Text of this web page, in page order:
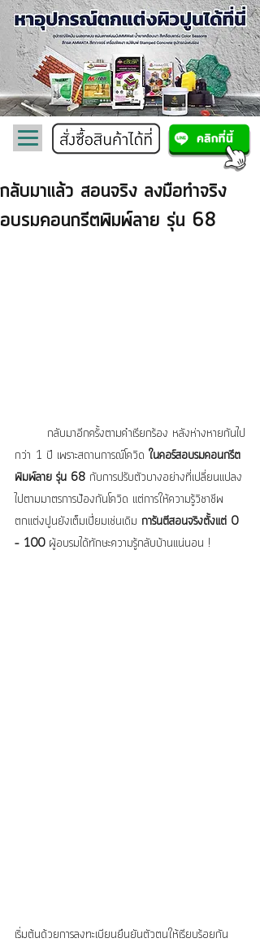
กลับมาแล้ว สอนจริง ลงมือทำจริง
อบรมคอนกรีตพิมพ์ลาย รุ่น 68
กว่า 1 ปี เพราะสถานการณ์โควิด ในคอร์สอบรมคอนกรีต
พิมพ์ลาย รุ่น 68 กับการปรับตัวบางอย่างที่เปลี่ยนแปลง
ไปตามมาตรการป้องกันโควิด แต่การให้ความรู้วิชาชีพ
ตกแต่งปูนยังเต็มเปี่ยมเช่นเดิม การันตีสอนจริงตั้งแต่ 0
– 100 ผู้อบรมได้ทักษะความรู้กลับบ้านแน่นอน !
เริ่มต้นด้วยการลงทะเบียนยืนยันตัวตนให้เรียบร้อยกัน